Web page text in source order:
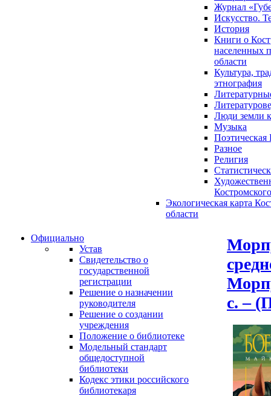
Журнал
Искусство.
История
Книги о
населенных
области
Культура,
этнография
Люди земли
Музыка
Поэтическая
Разное
Религия
Экологическая карта
области
Официально
Устав
Свидетельство о
государственной
регистрации
Решение о назначении
руководителя
Решение о создании
учреждения
Положение о библиотеке
Модельный стандарт
общедоступной
библиотеки
Кодекс этики российского
библиотекаря
с. –